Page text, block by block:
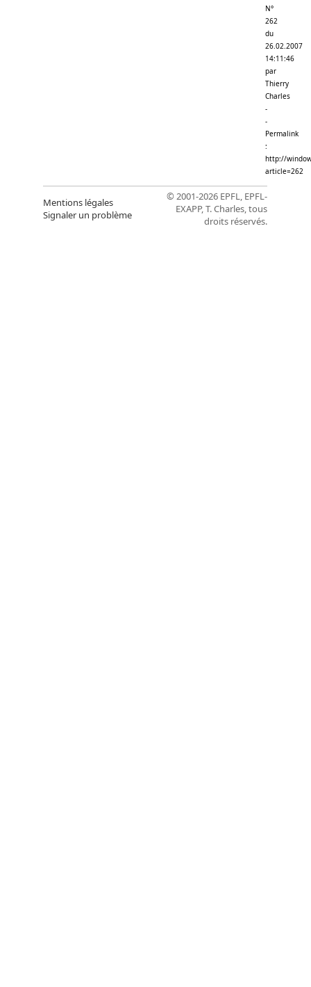
N°
262
du
26.02.2007
14:11:46
par
Thierry
Charles
-
-
Permalink
:
http://
article=262
Mentions légales
Signaler un problème
© 2001-2026 EPFL, EPFL-
EXAPP, T. Charles, tous
droits réservés.